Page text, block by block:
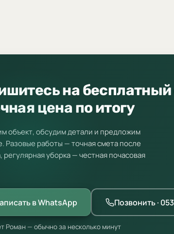
на
цена по итогу
объект, обсудим детали и предложим
Разовые работы — точная смета после
регулярная уборка — честная почасовая
в WhatsApp Позвонить ·
Роман — обычно за несколько минут